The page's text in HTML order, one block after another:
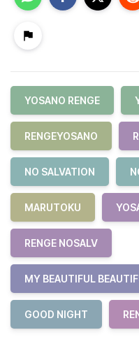
YOSANO RENGE
RENGEYOSANO
NO SALVATION
MARUTOKU
RENGE NOSALV
MY BEAUTIFUL
GOOD NIGHT